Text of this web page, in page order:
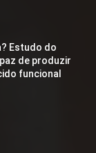
Estudo do
de produzir
funcional